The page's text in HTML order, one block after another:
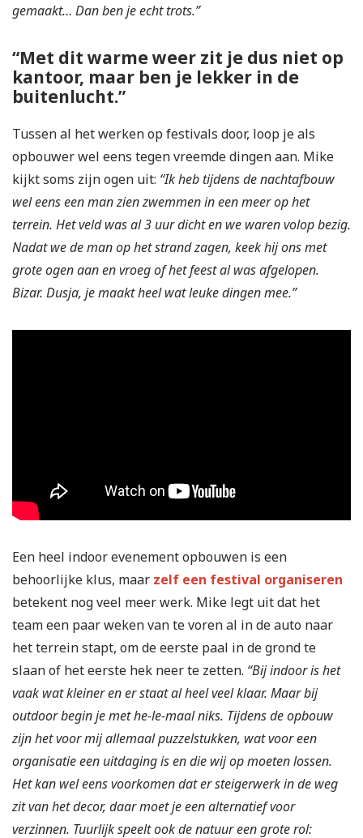
gemaakt… Dan ben je echt trots.”
“Met dit warme weer zit je dus niet op
kantoor, maar ben je lekker in de
buitenlucht.”
Tussen al het werken op festivals door, loop je als
opbouwer wel eens tegen vreemde dingen aan. Mike
kijkt soms zijn ogen uit: “Ik heb tijdens de nachtafbouw
wel eens een man zien zwemmen in een meer op het
terrein. Het veld was al 3 uur dicht en we waren volop bezig.
Nadat we de man op het strand zagen, keek hij ons met
grote ogen aan en vroeg of het feest al was afgelopen.
Bizar. Dusja, je maakt heel wat leuke dingen mee.”
Een heel indoor evenement opbouwen is een
behoorlijke klus, maar zelf een festival organiseren
betekent nog veel meer werk. Mike legt uit dat het
team een paar weken van te voren al in de auto naar
het terrein stapt, om de eerste paal in de grond te
slaan of het eerste hek neer te zetten. “Bij indoor is het
vaak wat kleiner en er staat al heel veel klaar. Maar bij
outdoor begin je met he-le-maal niks. Tijdens de opbouw
zijn het voor mij allemaal puzzelstukken, wat voor een
organisatie een uitdaging is en die wij op moeten lossen.
Het kan wel eens voorkomen dat er steigerwerk in de weg
zit van het decor, daar moet je een alternatief voor
verzinnen. Tuurlijk speelt ook de natuur een grote rol: